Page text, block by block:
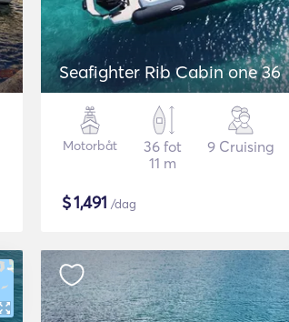
Seafighter Rib Cabin one 36
Motorbåt
36 fot
11 m
9 Cruising
$1,491 /dag